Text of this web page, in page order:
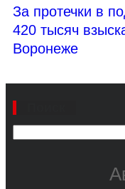
За протечки в
420 тысяч
Воронеже